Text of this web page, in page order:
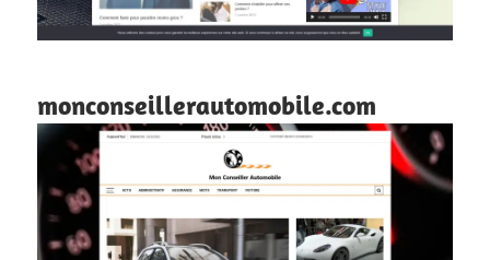
monconseillerautomobile.com